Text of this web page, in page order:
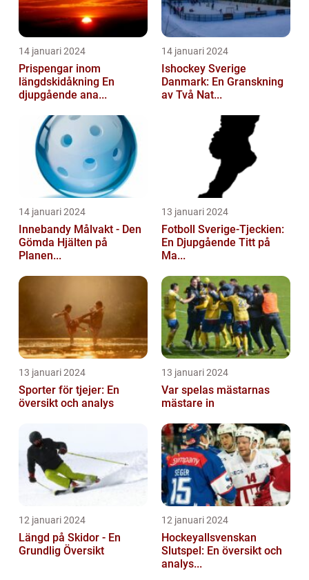
14 januari 2024
Prispengar inom
längdskidåkning En
djupgående ana...
14 januari 2024
Ishockey Sverige
Danmark: En Granskning
av Två Nat...
14 januari 2024
Innebandy Målvakt - Den
Gömda Hjälten på
Planen...
13 januari 2024
Fotboll Sverige-Tjeckien:
En Djupgående Titt på
Ma...
13 januari 2024
Sporter för tjejer: En
översikt och analys
13 januari 2024
Var spelas mästarnas
mästare in
12 januari 2024
Längd på Skidor - En
Grundlig Översikt
12 januari 2024
Hockeyallsvenskan
Slutspel: En översikt och
analys...